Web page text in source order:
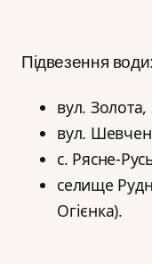
Підвезення води:
вул. Золота,
вул.
с. Рясне-
селище
Огієнка).